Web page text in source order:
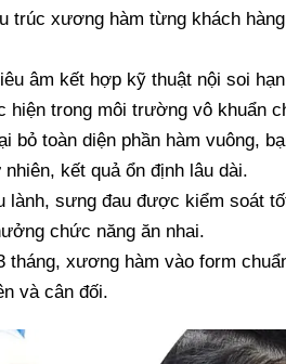
trúc xương hàm từng khách
âm kết hợp kỹ thuật nội soi
trong môi trường vô khuẩn
bỏ toàn diện phần hàm vuông,
kết quả ổn định lâu dài.
lành, sưng đau được kiểm soát
chức năng ăn nhai.
tháng, xương hàm vào form
và cân đối.